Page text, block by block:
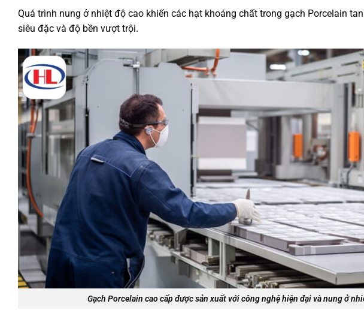
Quá trình nung ở nhiệt độ cao khiến các hạt khoáng chất trong gạch Porcelain
siêu đặc và độ bền vượt trội.
Gạch Porcelain cao cấp được sản xuất với công nghệ hiện đại và nung ở